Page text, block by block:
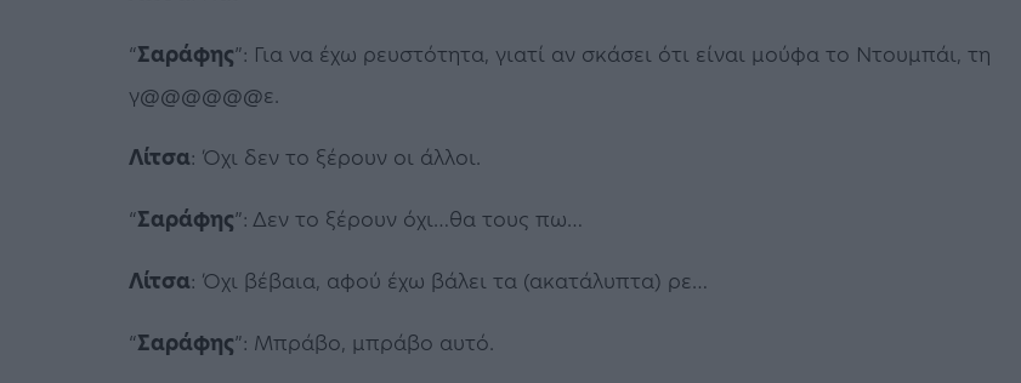
“Σαράφης”: Για να έχω ρευστότητα, γιατί αν σκάσει ότι είναι μούφα το Ντουμπάι, τη
γ@@@@@@ε.
Λίτσα: Όχι δεν το ξέρουν οι άλλοι.
“Σαράφης”: Δεν το ξέρουν όχι…θα τους πω…
Λίτσα: Όχι βέβαια, αφού έχω βάλει τα (ακατάλυπτα) ρε…
“Σαράφης”: Μπράβο, μπράβο αυτό.